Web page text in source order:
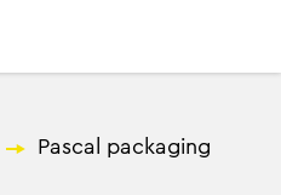
— Pascal packaging